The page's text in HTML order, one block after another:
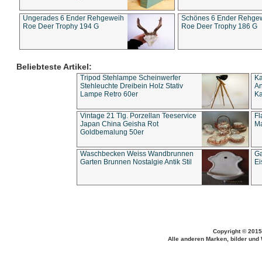
Ungerades 6 Ender Rehgeweih
Roe Deer Trophy 194 G
Schönes 6 Ender
Roe Deer Trophy 186 G
Beliebteste Artikel:
Tripod Stehlampe Scheinwerfer
Stehleuchte Dreibein Holz Stativ
Lampe Retro 60er
Vintage 21 Tlg. Porzellan Teeservice
Japan China Geisha Rot
Goldbemalung 50er
Waschbecken Weiss Wandbrunnen
Garten Brunnen Nostalgie Antik Stil
Copyright ©
Alle anderen Marken, bilder und